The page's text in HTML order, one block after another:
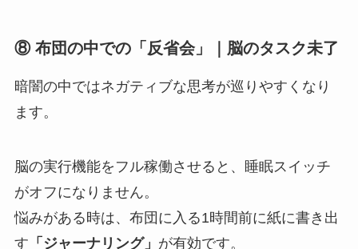
⑧ 布団の中での「反省会」｜脳のタスク未了
暗闇の中ではネガティブな思考が巡りやすくなり
ます。
脳の実行機能をフル稼働させると、睡眠スイッチ
がオフになりません。
悩みがある時は、布団に入る1時間前に紙に書き出
す 「ジャーナリング」 が有効です。